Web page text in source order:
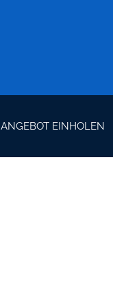
ANGEBOT EINHOLEN